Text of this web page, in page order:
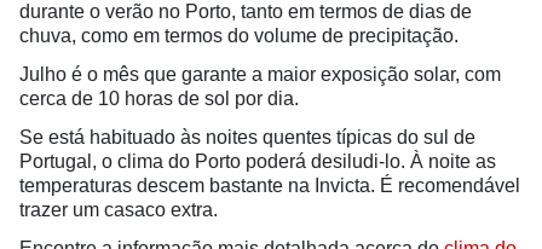
durante o verão no Porto, tanto em termos de dias de
chuva, como em termos do volume de precipitação.
Julho é o mês que garante a maior exposição solar, com
cerca de 10 horas de sol por dia.
Se está habituado às noites quentes típicas do sul de
Portugal, o clima do Porto poderá desiludi-lo. À noite as
temperaturas descem bastante na Invicta. É recomendável
trazer um casaco extra.